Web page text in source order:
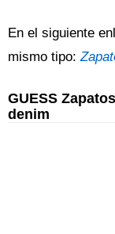
En el siguiente
mismo tipo:
GUESS
denim